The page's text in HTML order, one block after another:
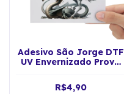
Adesivo São Jorge DTF
UV Envernizado Prova
R$4,90